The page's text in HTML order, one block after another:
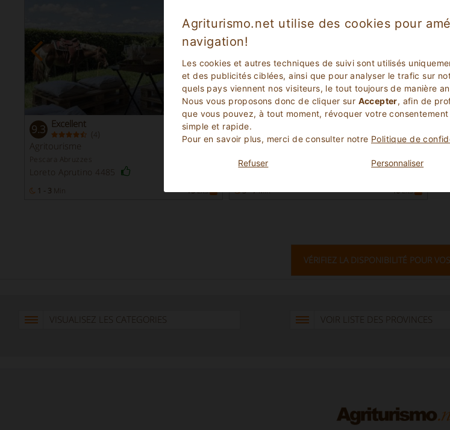
Agriturismo.net utilise des cookies pour
navigation!
Les cookies et autres techniques de suivi sont utilisés
et des publicités ciblées, ainsi que pour analyser le trafic sur
quels pays viennent nos visiteurs, le tout toujours de manière
Nous vous proposons donc de cliquer sur Accepter, afin de
que vous pouvez, à tout moment, révoquer votre
simple et rapide.
Pour en savoir plus, merci de consulter notre Politique de
Refuser Personnaliser
9.3 Excellent
( 4 )
Agritourisme
Pescara Abruzzes
Loreto Aprutino 4485
1 - 3 Min 15Lits
8.8 (
Appartements en Agritourisme
Pescara Abruzzes
Tocco Da Casauria 2667
3 - 7Min 46Lits
VÉRIFIEZ LA DISPONIBILITÉ POUR
VISUALISEZ LES CATEGORIES VOIR LISTE DES PROVINCES